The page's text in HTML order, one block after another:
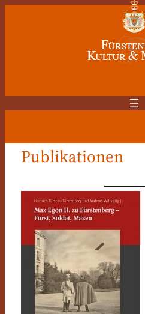
Publikationen